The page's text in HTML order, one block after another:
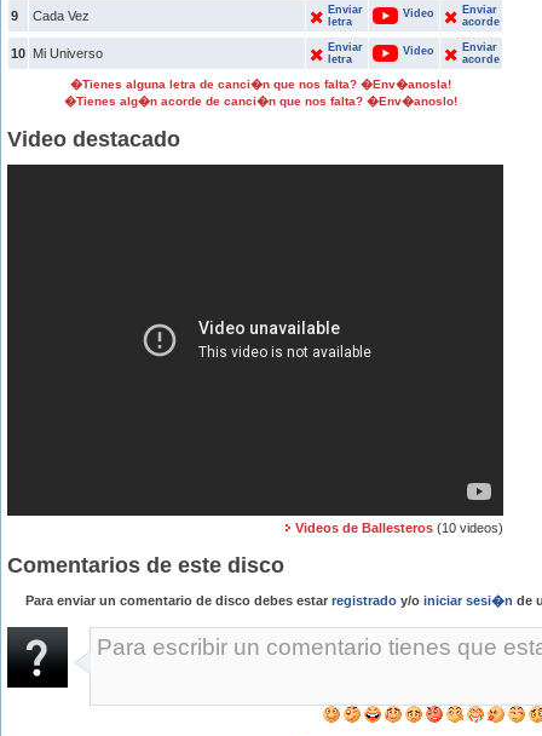
9 Cada Vez
Enviar
letra
Video
Enviar
acorde
10 Mi Universo
Enviar
letra
Video
Enviar
acorde
�Tienes alguna letra de canci�n que nos falta? �Env�anosla!
�Tienes alg�n acorde de canci�n que nos falta? �Env�anoslo!
Video destacado
Videos de Ballesteros (10 videos)
Comentarios de este disco
Para enviar un comentario de disco debes estar registrado y/o iniciar sesi�n de